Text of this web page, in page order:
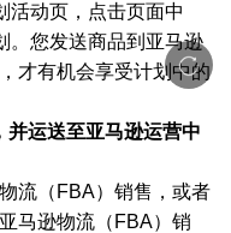
活动页，点击页面中
。您发送商品到亚马逊
才有机会享受计划中的
运送至亚马逊运营中
流（ FBA）销售，或者
马逊物流（FBA）销